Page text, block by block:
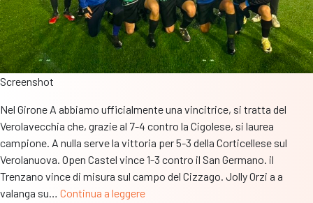
Screenshot
Nel Girone A abbiamo ufficialmente una vincitrice, si tratta del
Verolavecchia che, grazie al 7-4 contro la Cigolese, si laurea
campione. A nulla serve la vittoria per 5-3 della Corticellese sul
Verolanuova. Open Castel vince 1-3 contro il San Germano. il
Trenzano vince di misura sul campo del Cizzago. Jolly Orzi a a
valanga su… Continua a leggereSerie